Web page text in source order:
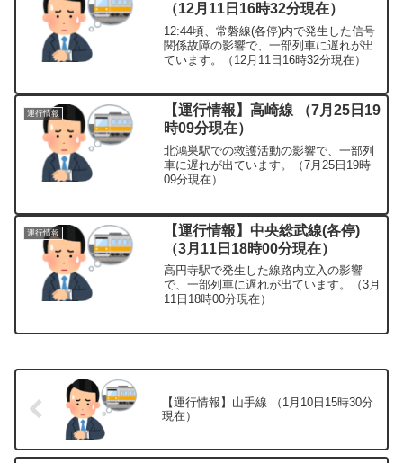
（12月11日16時32分現在）
12:44頃、常磐線(各停)内で発生した信号
関係故障の影響で、一部列車に遅れが出
ています。（12月11日16時32分現在）
運行情報
【運行情報】高崎線 （7月25日19
時09分現在）
北鴻巣駅での救護活動の影響で、一部列
車に遅れが出ています。（7月25日19時
09分現在）
運行情報
【運行情報】中央総武線(各停)
（3月11日18時00分現在）
高円寺駅で発生した線路内立入の影響
で、一部列車に遅れが出ています。（3月
11日18時00分現在）
【運行情報】山手線 （1月10日15時30分
現在）